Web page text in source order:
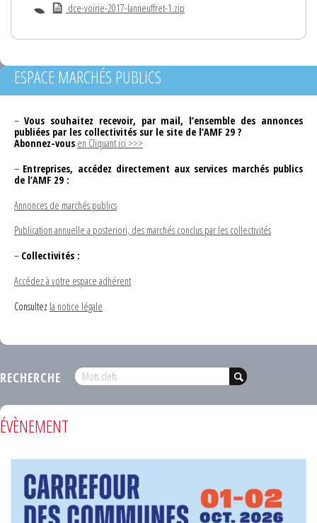
dce-voirie-2017-lanneuffret-1.zip
ESPACE MARCHÉS PUBLICS
– Vous souhaitez recevoir, par mail, l’ensemble des annonces
publiées par les collectivités sur le site de l’AMF 29 ?
Abonnez-vous en Cliquant ici >>>
– Entreprises, accédez directement aux services marchés publics
de l’AMF 29 :
Annonces de marchés publics
Publication annuelle a posteriori, des marchés conclus par les collectivités
– Collectivités :
Accédez à votre espace adhérent
Consultez la notice légale
RECHERCHE
ÉVÈNEMENT